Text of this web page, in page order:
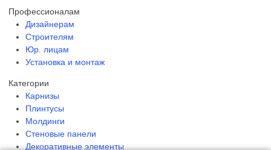
Профессионалам
Дизайнерам
Строителям
Юр. лицам
Установка и монтаж
Категории
Карнизы
Плинтусы
Молдинги
Стеновые панели
Декоративные элементы